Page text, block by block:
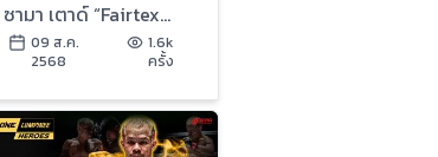
ซามา เตาด์ “Fairtex
Fight มวยมันพันธุ์
EXTREME” (9 ส.ค.68)
09 ส.ค.
2568
1.6k
ครั้ง